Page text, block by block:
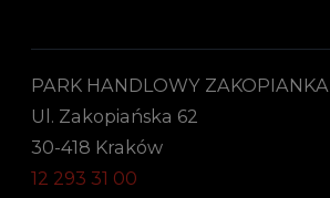
PARK HANDLOWY ZAKOPIANKA
Ul. Zakopiańska 62
30-418 Kraków
12 293 31 00